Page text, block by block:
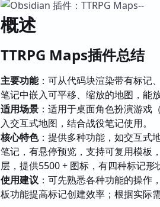
概述
TTRPG Maps插件总结
主要功能：可从代码块渲染带有标记
笔记中嵌入可平移、缩放的地图，能
适用场景 ：适用于桌面角色扮演游戏
入交互式地图，结合战役笔记使用。
核心特色：提供多种功能，如交互式
笔记，有悬停预览，支持可复用模板
层，提供5500 + 图标，有四种标记形
使用建议 ：可先熟悉各种功能的操作
板功能提高标记创建效率；根据实际